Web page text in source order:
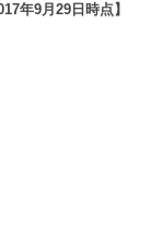
年9月29日時点】